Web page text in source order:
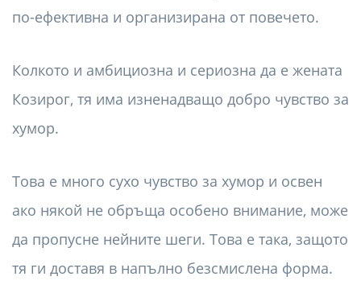
по-ефективна и организирана от повечето.
Колкото и амбициозна и сериозна да е жената
Козирог, тя има изненадващо добро чувство за
хумор.
Това е много сухо чувство за хумор и освен
ако някой не обръща особено внимание, може
да пропусне нейните шеги. Това е така, защото
тя ги доставя в напълно безсмислена форма.